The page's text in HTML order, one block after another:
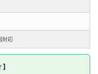
対応